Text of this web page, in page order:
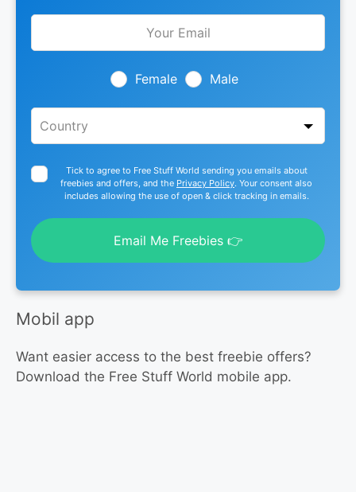
Leave
Female Male
Tick to agree to Free Stuff World sending you emails about
freebies and offers, and the Privacy Policy. Your consent also
includes allowing the use of open & click tracking in emails.
Email Me Freebies 👉
Mobil app
Want easier access to the best freebie offers?
Download the Free Stuff World mobile app.